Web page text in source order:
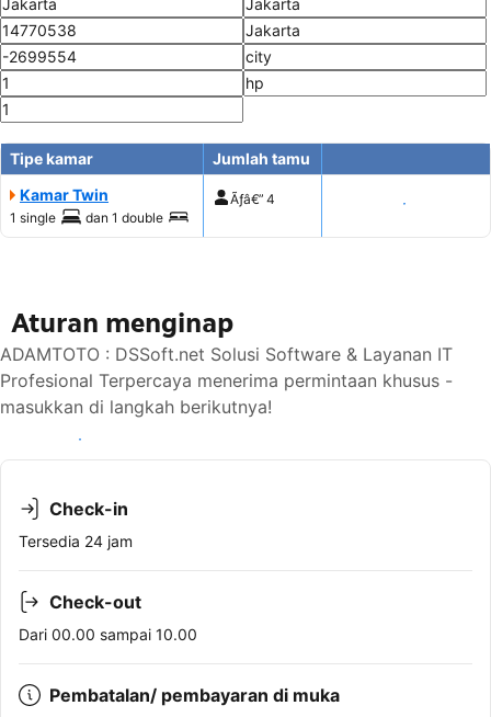
Tipe kamar
Jumlah tamu
Kamar Twin
1 single dan 1 double
Ãƒâ€” 4 Tampilkan harga
Aturan menginap
ADAMTOTO : DSSoft.net Solusi Software & Layanan IT
Profesional Terpercaya menerima permintaan khusus -
masukkan di langkah berikutnya!
Lihat ketersediaan
Check-in
Tersedia 24 jam
Check-out
Dari 00.00 sampai 10.00
Pembatalan/ pembayaran di muka